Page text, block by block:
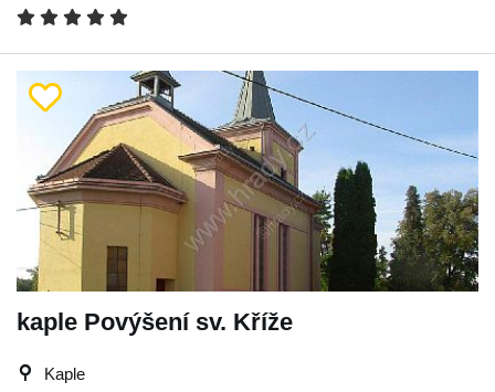
kaple Povýšení sv. Kříže
Kaple